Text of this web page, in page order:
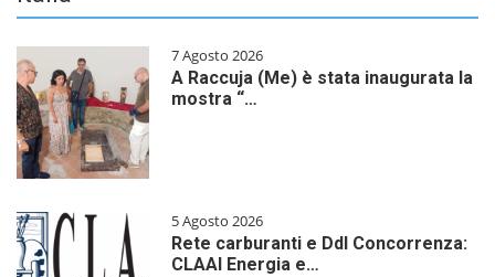
7 Agosto 2026
A Raccuja (Me) è stata inaugurata la
mostra “…
5 Agosto 2026
Rete carburanti e Ddl Concorrenza:
CLAAI Energia e…